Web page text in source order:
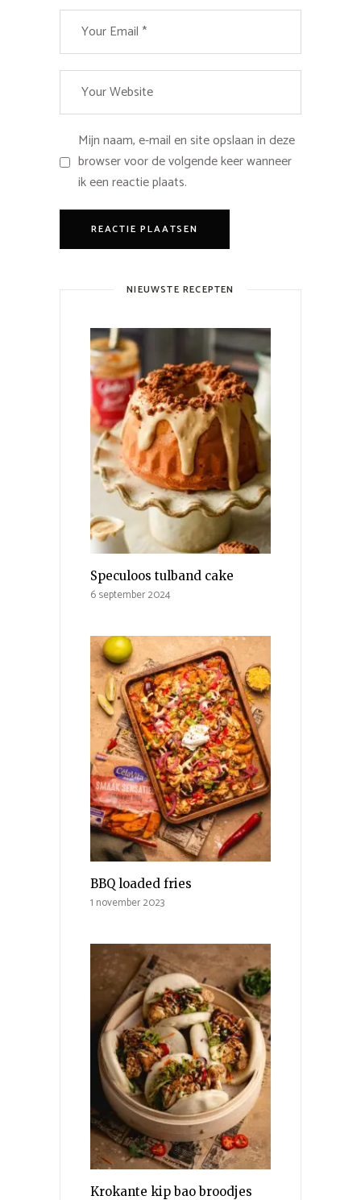
Mijn naam, e-mail en site opslaan in deze
browser voor de volgende keer wanneer
ik een reactie plaats.
NIEUWSTE RECEPTEN
Speculoos tulband cake
6 september 2024
BBQ loaded fries
1 november 2023
Krokante kip bao broodjes